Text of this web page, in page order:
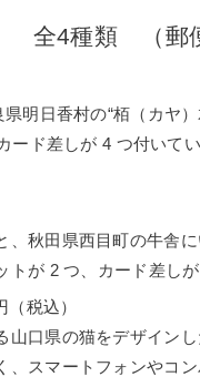
全4種類 （郵
明日香村の“栢（カヤ
ード差しが 4 つ付いて
、秋田県西目町の牛舎
が 2 つ、カード差しが
税込）
山口県の猫をデザイン
、スマートフォンやコ